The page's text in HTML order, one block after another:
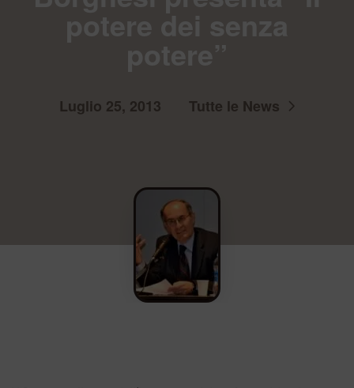
Luglio 25, 2013 Tutte le News